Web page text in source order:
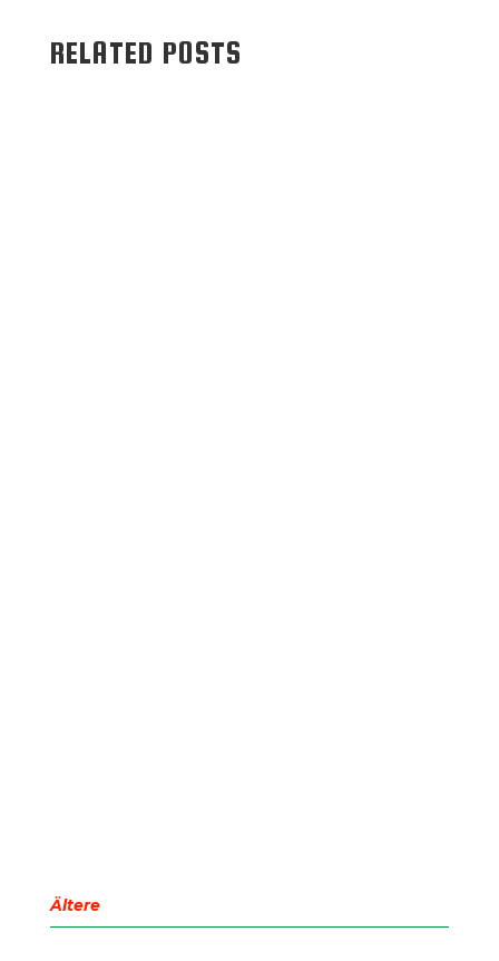
RELATED POSTS
« Older Entries